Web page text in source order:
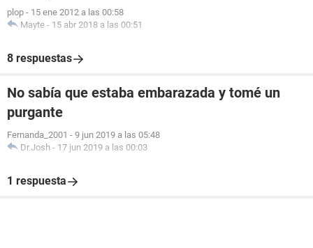
plop - 15 ene 2012 a las 00:58
Mayte - 15 abr 2018 a las 00:51
8 respuestas
No sabía que estaba embarazada y tomé un
purgante
Fernanda_2001 - 9 jun 2019 a las 05:48
Dr.Josh - 17 jun 2019 a las 00:03
1 respuesta